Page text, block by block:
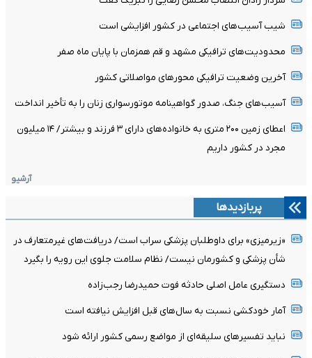
شیب آسیب‌های اجتماعی در کشور افزایشی است
محدودیت‌های ترافیکی مشهد و قم همزمان با پایان ماه صفر
آخرین وضعیت ترافیکی محورهای مواصلاتی کشور
آسیب‌های جنگ، صدور گواهینامه موتورسواری زنان را به تأخیر انداخت
اعطای زمین ۲۰۰ متری به خانواده‌های دارای ۳ فرزند و بیشتر/ ۱۴ میلیون
مجرد در کشور داریم
آرشیو
پربازدیدها
«زیرمیزی» برای داوطلبان پزشکی سراب است/ دریافت‌های غیرمتعارف در
شأن پزشکی و کشورمان نیست/ نظام سلامت جلوی این رویه را بگیرد
دستگیری عامل اصلی حادثه فوت حمیدرضا رجب‌زاده
آمار خودکشی نسبت به سال‌های قبل افزایش نیافته است
نباید تفسیرهای سلیقه‌ای از مواضع رسمی کشور ارائه شود